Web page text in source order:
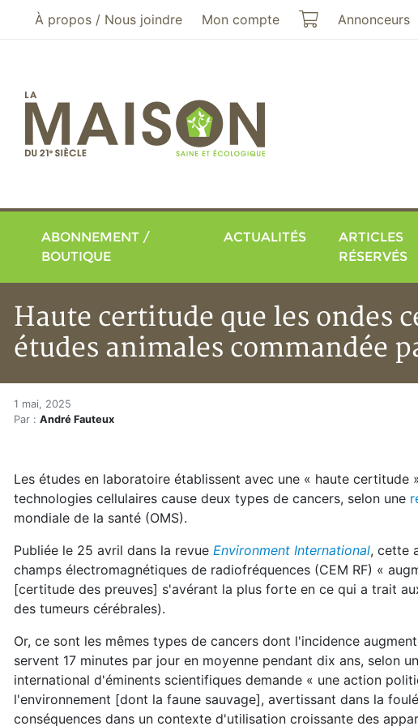
Aller au menu principal
Aller au contenu principal
À propos / Nous joindre Mon compte Mon panier
Annonceurs
ABONNEMENT /
BOUTIQUE
ACTUALITÉS
ARTICLES
RÉSERVÉS
Haute certitude que les ondes
études animales commandée
Accueil
Articles
Haute certitude que les ondes
1 mai, 2025
Par : André Fauteux
Les études en laboratoire établissent avec une « haute
technologies cellulaires cause deux types de cancers, selon une
mondiale de la santé (OMS).
Publiée le 25 avril dans la revue Environment International, cette
champs électromagnétiques de radiofréquences (CEM RF) «
[certitude des preuves] s'avérant la plus forte en ce qui a trait
des tumeurs cérébrales).
Or, ce sont les mêmes types de cancers dont l'incidence
servent 17 minutes par jour en moyenne pendant dix ans, selon
international d'éminents scientifiques demande « une action
l'environnement [dont la faune sauvage], avertissant dans la
conséquences dans un contexte d'utilisation croissante des